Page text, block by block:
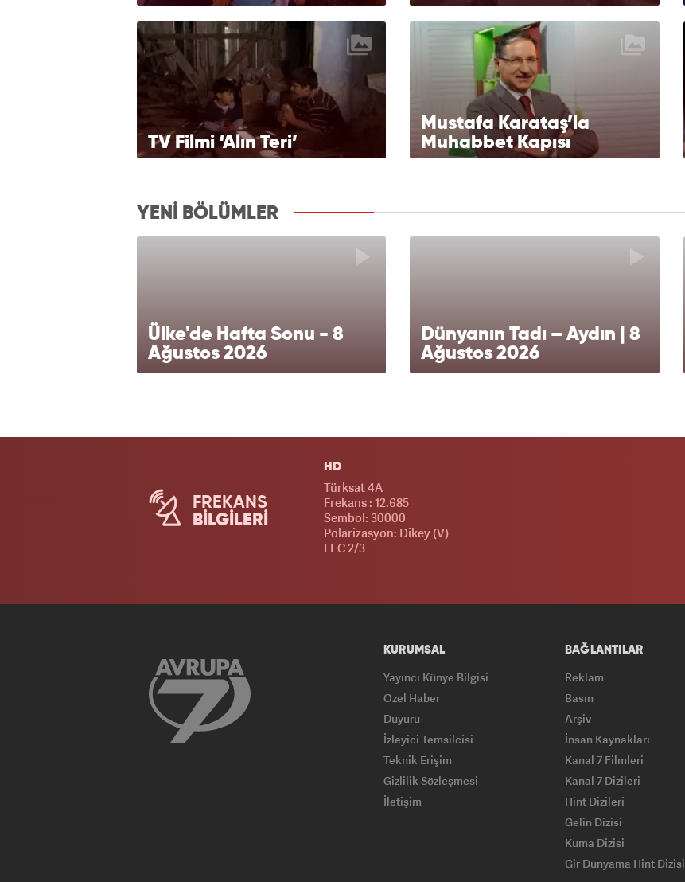
TV Filmi ‘Alın Teri’
Mustafa Karataş’la
Muhabbet Kapısı
YENİ BÖLÜMLER
Ülke'de Hafta Sonu - 8
Ağustos 2026
Dünyanın Tadı – Aydın | 8
Ağustos 2026
FREKANS
BİLGİLERİ
HD
Türksat 4A
Frekans : 12.685
Sembol: 30000
Polarizasyon: Dikey (V)
FEC 2/3
KURUMSAL
Yayıncı Künye Bilgisi
Özel Haber
Duyuru
İzleyici Temsilcisi
Teknik Erişim
Gizlilik Sözleşmesi
İletişim
BAĞLANTILAR
Reklam
Basın
Arşiv
İnsan Kaynakları
Kanal 7 Filmleri
Kanal 7 Dizileri
Hint Dizileri
Gelin Dizisi
Kuma Dizisi
Gir Dünyama Hint Dizisi